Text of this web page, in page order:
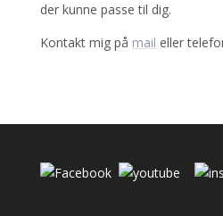
der kunne passe til dig.
Kontakt mig på mail eller